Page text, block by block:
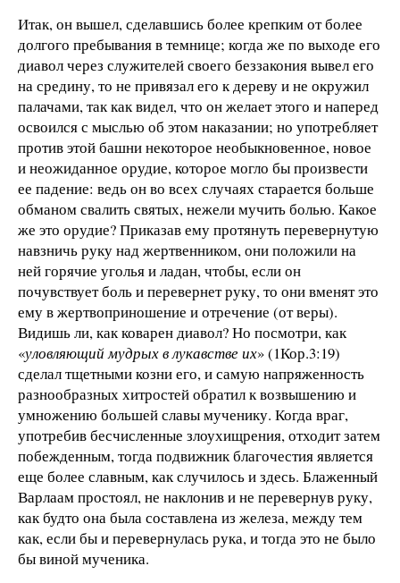
Итак, он вышел, сделавшись более крепким от более
долгого пребывания в темнице; когда же по выходе его
диавол через служителей своего беззакония вывел его
на средину, то не привязал его к дереву и не окружил
палачами, так как видел, что он желает этого и наперед
освоился с мыслью об этом наказании; но употребляет
против этой башни некоторое необыкновенное, новое
и неожиданное орудие, которое могло бы произвести
ее падение: ведь он во всех случаях старается больше
обманом свалить святых, нежели мучить болью. Какое
же это орудие? Приказав ему протянуть перевернутую
навзничь руку над жертвенником, они положили на
ней горячие уголья и ладан, чтобы, если он
почувствует боль и перевернет руку, то они вменят это
ему в жертвоприношение и отречение (от веры).
Видишь ли, как коварен диавол? Но посмотри, как
«уловляющий мудрых в лукавстве их» (1Кор.3:19)
сделал тщетными козни его, и самую напряженность
разнообразных хитростей обратил к возвышению и
умножению большей славы мученику. Когда враг,
употребив бесчисленные злоухищрения, отходит затем
побежденным, тогда подвижник благочестия является
еще более славным, как случилось и здесь. Блаженный
Варлаам простоял, не наклонив и не перевернув руку,
как будто она была составлена из железа, между тем
как, если бы и перевернулась рука, и тогда это не было
бы виной мученика.